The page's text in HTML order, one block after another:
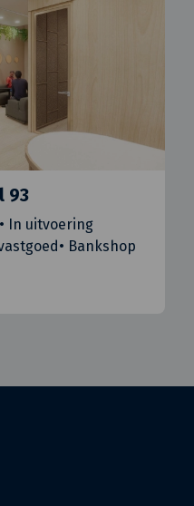
93
In uitvoering
• Bankshop